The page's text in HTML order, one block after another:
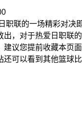
职联的一场精彩对
，对于热爱日职联
建议您提前收藏本
还可以看到其他篮球